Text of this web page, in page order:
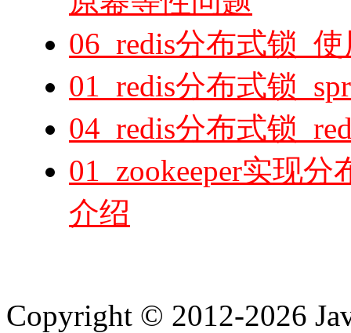
06_redis分布式锁_
01_redis分布式锁
04_redis分布式锁
01_zookeeper实现
介绍
Copyright © 2012-2026